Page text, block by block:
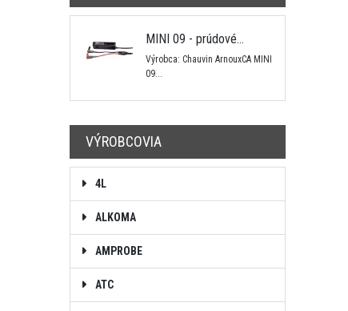
MINI 09 - prúdové...
Výrobca: Chauvin ArnouxCA MINI
09...
VÝROBCOVIA
4L
ALKOMA
AMPROBE
ATC